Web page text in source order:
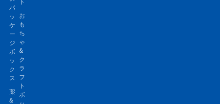
パ
ッ
ケ
ー
ジ
ボ
ッ
ク
ス
薬
&
ト
お
も
ち
ゃ
&
ク
ラ
フ
ト
ボ